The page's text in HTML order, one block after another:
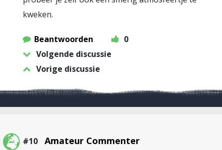
kweken.
Beantwoorden
0
Volgende discussie
Vorige discussie
#10 Amateur Commenter